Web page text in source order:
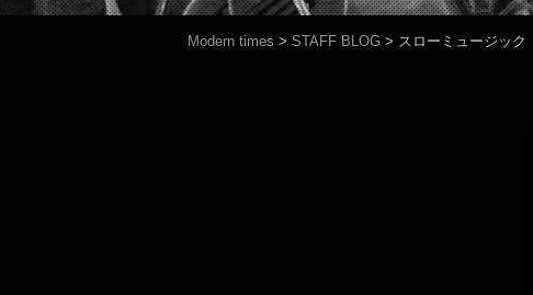
Modern times > STAFF BLOG > スローミュージック